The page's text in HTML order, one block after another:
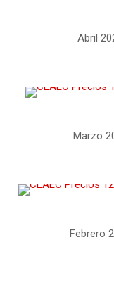
Abril
Marzo
Febrero